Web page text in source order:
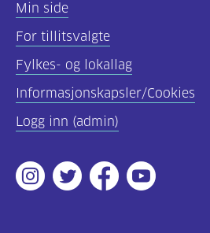
Diabetes
type
1
(43)
Diabetes
2
Min side
For tillitsvalgte
Fylkes- og lokallag
Informasjonskapsler/Cookies
Logg inn (admin)
Instagram
TwitterFacebookYoutube